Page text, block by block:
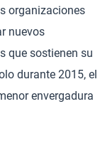
organizaciones
nuevos
que sostienen su
durante 2015, el
envergadura